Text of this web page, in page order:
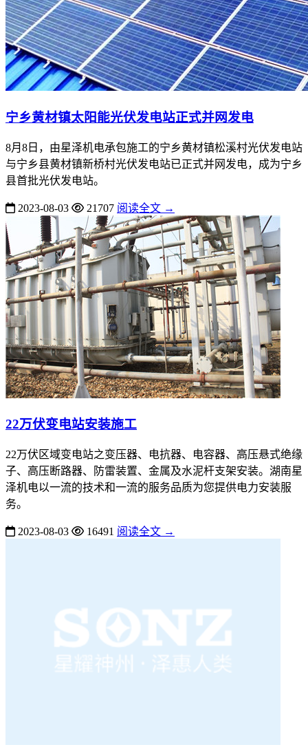
宁乡黄材镇太阳能光伏发电站正式并网发电
8月8日，由星泽机电承包施工的宁乡黄材镇松溪村光伏发电站
与宁乡县黄材镇新桥村光伏发电站已正式并网发电，成为宁乡
县首批光伏发电站。
2023-08-03 21707 阅读全文 →
22万伏变电站安装施工
22万伏区域变电站之变压器、电抗器、电容器、高压悬式绝缘
子、高压断路器、防雷装置、金属及水泥杆支架安装。湖南星
泽机电以一流的技术和一流的服务品质为您提供电力安装服
务。
2023-08-03 16491 阅读全文 →